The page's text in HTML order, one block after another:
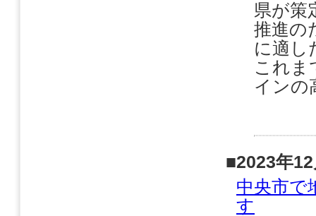
県が策
推進の
に適し
これ
インの
■2023年
中央市で
す